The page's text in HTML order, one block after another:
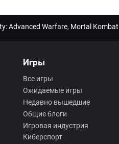
Advanced Warfare, Mortal
Игры
Все игры
Ожидаемые игры
Недавно вышедшие
Общие блоги
Игровая индустрия
Киберспорт